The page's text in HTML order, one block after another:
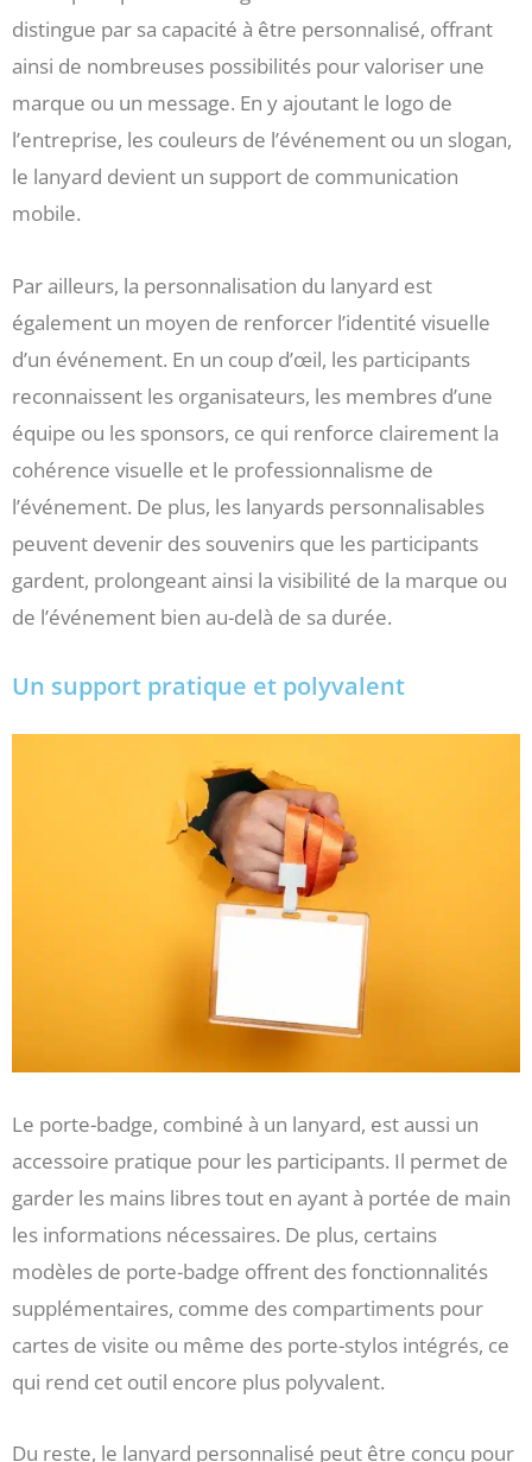
distingue par sa capacité à être personnalisé, offrant
ainsi de nombreuses possibilités pour valoriser une
marque ou un message. En y ajoutant le logo de
l’entreprise, les couleurs de l’événement ou un slogan,
le lanyard devient un support de communication
mobile.
Par ailleurs, la personnalisation du lanyard est
également un moyen de renforcer l’identité visuelle
d’un événement. En un coup d’œil, les participants
reconnaissent les organisateurs, les membres d’une
équipe ou les sponsors, ce qui renforce clairement la
cohérence visuelle et le professionnalisme de
l’événement. De plus, les lanyards personnalisables
peuvent devenir des souvenirs que les participants
gardent, prolongeant ainsi la visibilité de la marque ou
de l’événement bien au-delà de sa durée.
Un support pratique et polyvalent
Le porte-badge, combiné à un lanyard, est aussi un
accessoire pratique pour les participants. Il permet de
garder les mains libres tout en ayant à portée de main
les informations nécessaires. De plus, certains
modèles de porte-badge offrent des fonctionnalités
supplémentaires, comme des compartiments pour
cartes de visite ou même des porte-stylos intégrés, ce
qui rend cet outil encore plus polyvalent.
Du reste, le lanyard personnalisé peut être conçu pour